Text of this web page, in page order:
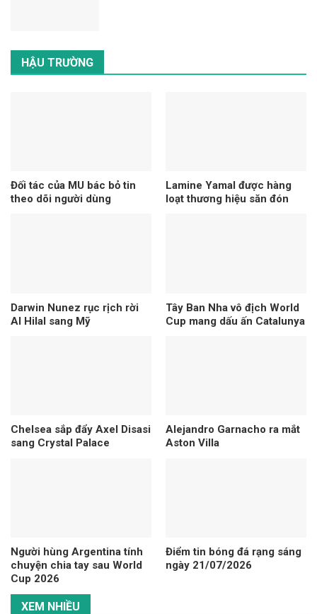
HẬU TRƯỜNG
Đối tác của MU bác bỏ tin
theo dõi người dùng
Lamine Yamal được hàng
loạt thương hiệu săn đón
Darwin Nunez rục rịch rời
Al Hilal sang Mỹ
Tây Ban Nha vô địch World
Cup mang dấu ấn Catalunya
Chelsea sắp đẩy Axel Disasi
sang Crystal Palace
Alejandro Garnacho ra mắt
Aston Villa
Người hùng Argentina tính
chuyện chia tay sau World
Cup 2026
Điểm tin bóng đá rạng sáng
ngày 21/07/2026
XEM NHIỀU